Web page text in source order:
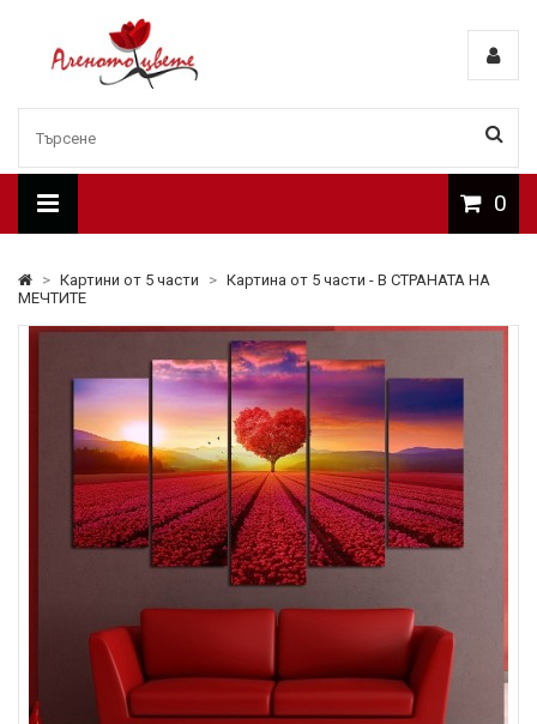
0
> Картини от 5 части > Картина от 5 части - В СТРАНАТА НА
МЕЧТИТЕ